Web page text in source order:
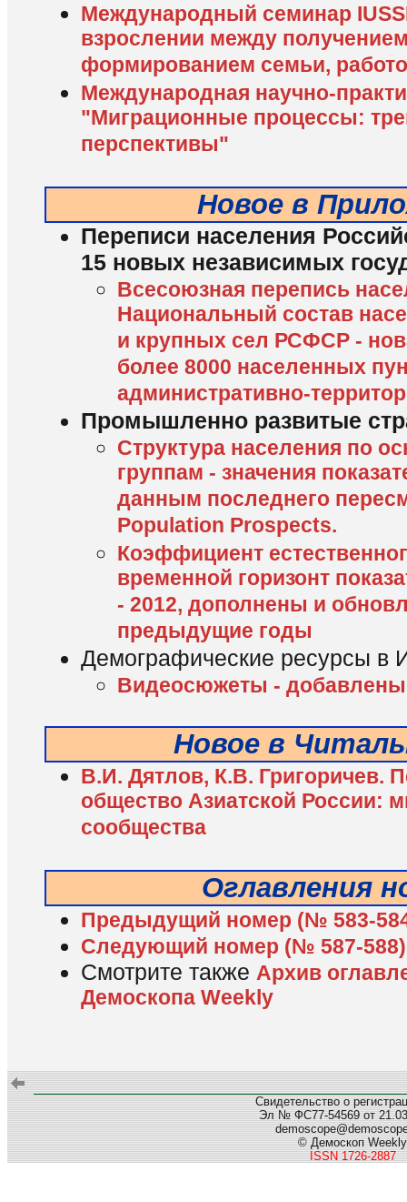
Международный семинар
взрослении между
формированием семьи,
Международная научно-
"Миграционные процессы:
перспективы"
Новое в
Переписи населения
15 новых независимых
Всесоюзная перепись
Национальный состав
и крупных сел РСФСР -
более 8000 населенных
административно-
Промышленно развитые
Структура населения по
группам - значения
данным последнего
Population Prospects.
Коэффициент
временной горизонт
- 2012, дополнены и
предыдущие годы
Демографические ресурсы в
Видеосюжеты -
Новое в
В.И. Дятлов, К.В. Григоричев.
общество Азиатской России:
сообщества
Оглавления
Предыдущий номер (№ 583-
Следующий номер (№ 587-588)
Смотрите также Архив
Демоскопа Weekly
Свидетельство о
Эл № ФС77-54569 от
© Демоскоп Weekly
ISSN 1726-2887